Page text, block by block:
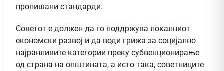
пропишани стандарди.
Советот е должен да го поддржува локалниот
економски развој и да води грижа за социјално
најранливите категории преку субвенционирање
од страна на општината, а исто така, советниците